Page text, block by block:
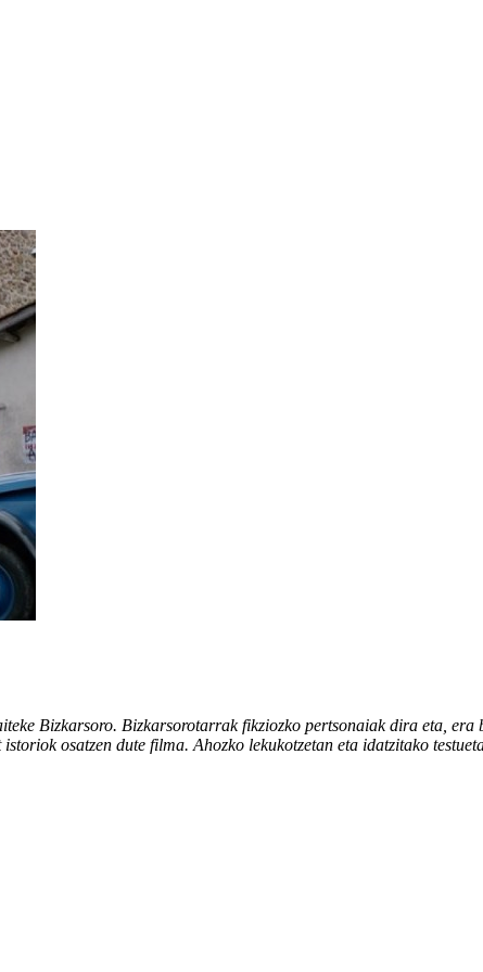
Bizkarsoro. Bizkarsorotarrak fikziozko pertsonaiak dira eta,
osatzen dute filma. Ahozko lekukotzetan eta idatzitako